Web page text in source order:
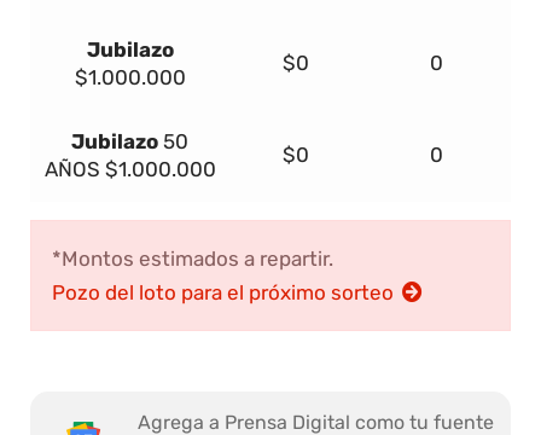
Jubilazo
$1.000.000
$0 0
Jubilazo 50
AÑOS $1.000.000
$0 0
*Montos estimados a repartir.
Pozo del loto para el próximo sorteo
Agrega a Prensa Digital como tu fuente